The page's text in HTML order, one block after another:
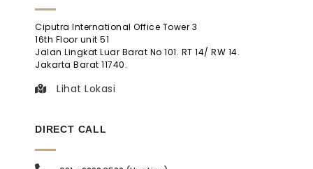
Ciputra International Office Tower 3
16th Floor unit 51
Jalan Lingkat Luar Barat No 101. RT 14/ RW 14.
Jakarta Barat 11740.
Lihat Lokasi
DIRECT CALL